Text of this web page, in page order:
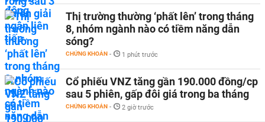
Thị trường thường ‘phất lên’ trong tháng
8, nhóm ngành nào có tiềm năng dẫn
sóng?
CHỨNG KHOÁN - 1 phút trước
Cổ phiếu VNZ tăng gần 190.000 đồng/cp
sau 5 phiên, gấp đôi giá trong ba tháng
CHỨNG KHOÁN - 2 giờ trước